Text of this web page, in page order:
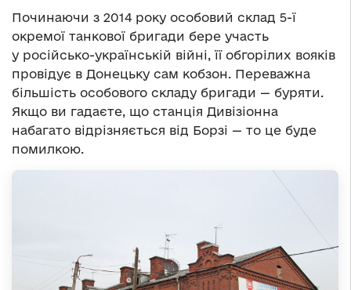
Починаючи з 2014 року особовий склад 5-ї
окремої танкової бригади бере участь
у російсько-українській війні, її обгорілих вояків
провідує в Донецьку сам кобзон. Переважна
більшість особового складу бригади — буряти.
Якщо ви гадаєте, що станція Дивізіонна
набагато відрізняється від Борзі — то це буде
помилкою.